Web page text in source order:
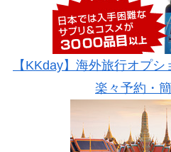
【KKday】海外旅行オプ
楽々予約・